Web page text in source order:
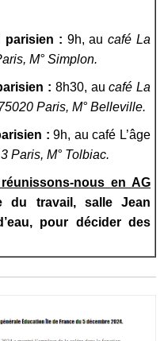
parisien : 9h, aucafé La
M° Simplon.
: 8h30, aucafé La
Paris, M° Belleville.
:9h, au café L’âge
Paris, M° Tolbiac.
nous en AG
du travail, salle Jean
pour décider des